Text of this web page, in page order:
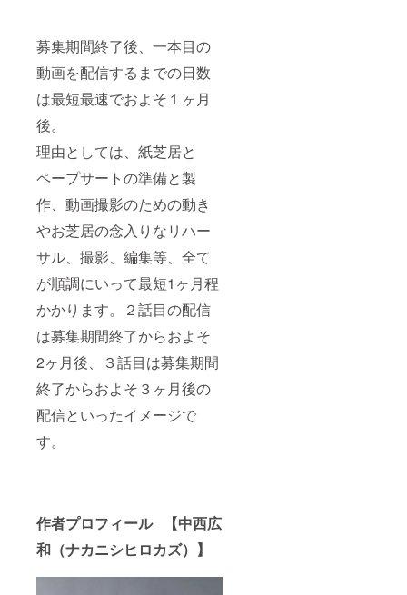
募集期間終了後、一本目の
動画を配信するまでの日数
は最短最速でおよそ１ヶ月
後。
理由としては、紙芝居と
ペープサートの準備と製
作、動画撮影のための動き
やお芝居の念入りなリハー
サル、撮影、編集等、全て
が順調にいって最短1ヶ月程
かかります。２話目の配信
は募集期間終了からおよそ
2ヶ月後、３話目は募集期間
終了からおよそ３ヶ月後の
配信といったイメージで
す。
作者プロフィール
【中西広
和（ナカニシヒロカズ）】